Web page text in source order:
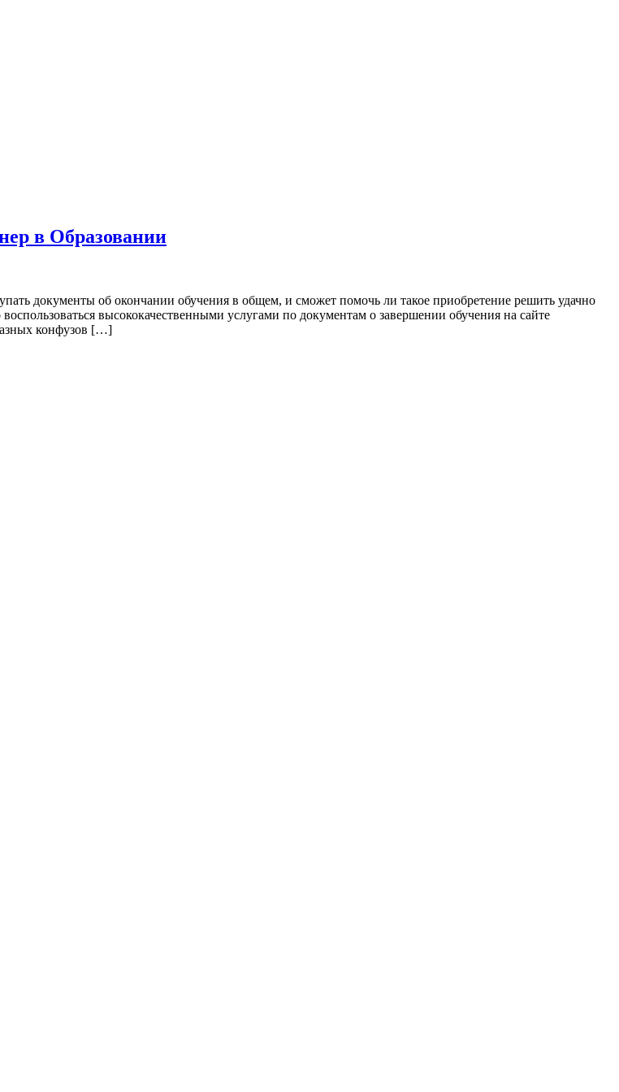
в Образовании
документы об окончании обучения в общем, и сможет помочь ли такое приобретение решить удачно
высококачественными услугами по документам о завершении обучения на сайте
конфузов […]